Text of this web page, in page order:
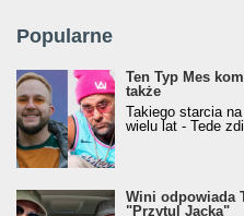
Popularne
Ten Typ Mes
także
Takiego starcia
wielu lat - Tede
Wini odpowiada
"Przytul Jacka"